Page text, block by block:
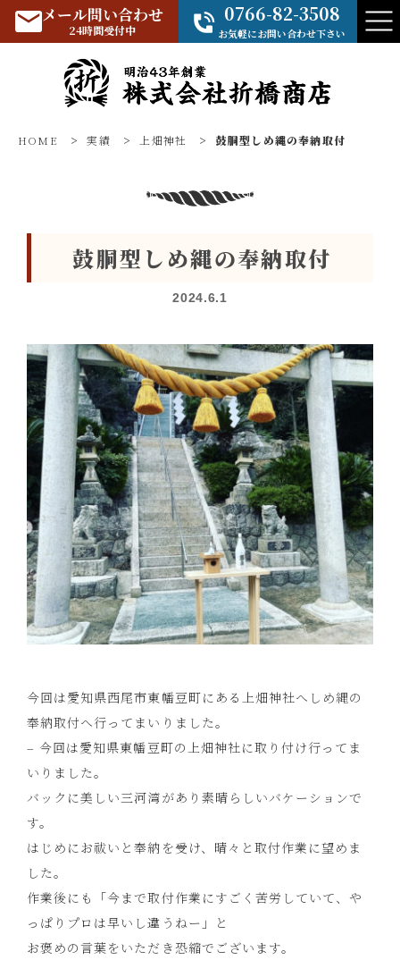
メール問い合わせ
24時間受付中
0766-82-3508
お気軽にお問い合わせ下さい
HOME > 実績 > 上畑神社 > 鼓胴型しめ縄の奉納取付
鼓胴型しめ縄の奉納取付
2024.6.1
今回は愛知県西尾市東幡豆町にある上畑神社へしめ縄の
奉納取付へ行ってまいりました。
– 今回は愛知県東幡豆町の上畑神社に取り付け行ってま
いりました。
バックに美しい三河湾があり素晴らしいバケーションで
す。
はじめにお祓いと奉納を受け、晴々と取付作業に望めま
した。
作業後にも「今まで取付作業にすごく苦労していて、や
っぱりプロは早いし違うねー」と
お褒めの言葉をいただき恐縮でございます。